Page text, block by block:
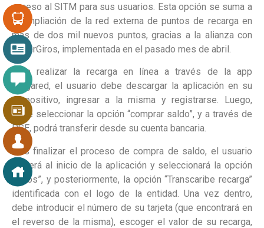
acceso al SITM para sus usuarios. Esta opción se suma a
la ampliación de la red externa de puntos de recarga en
más de dos mil nuevos puntos, gracias a la alianza con
SuperGiros, implementada en el pasado mes de abril.
Para realizar la recarga en línea a través de la app
Megared, el usuario debe descargar la aplicación en su
dispositivo, ingresar a la misma y registrarse. Luego,
debe seleccionar la opción “comprar saldo”, y a través de
PSE, podrá transferir desde su cuenta bancaria.
Tras finalizar el proceso de compra de saldo, el usuario
volverá al inicio de la aplicación y seleccionará la opción
“Otros”, y posteriormente, la opción “Transcaribe recarga”
identificada con el logo de la entidad. Una vez dentro,
debe introducir el número de su tarjeta (que encontrará en
el reverso de la misma), escoger el valor de su recarga,